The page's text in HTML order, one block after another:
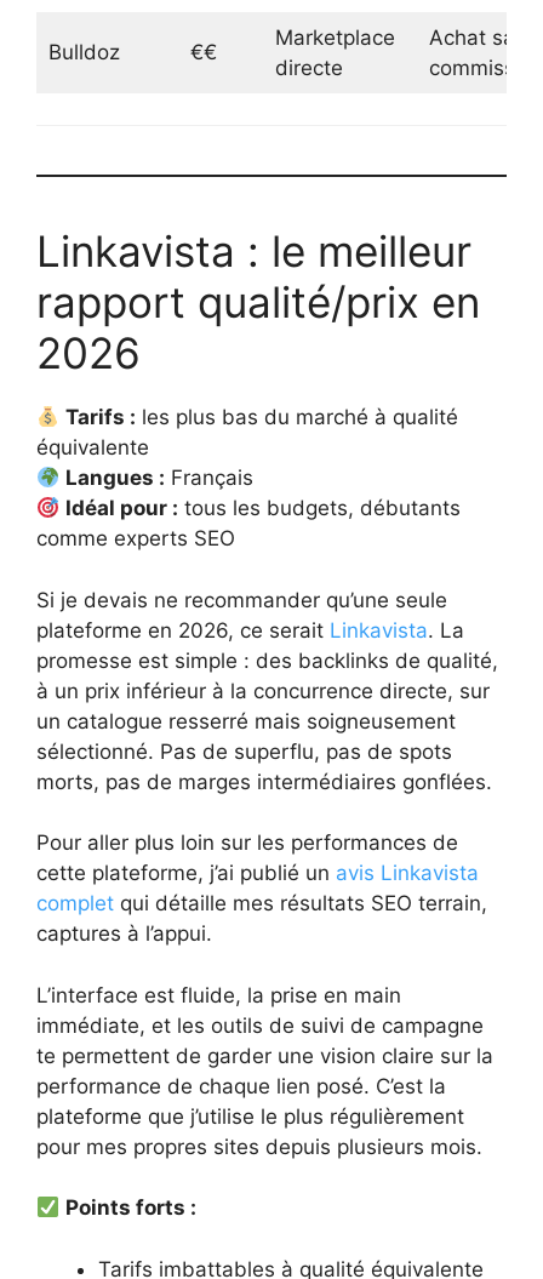
Bulldoz €€
Marketplace
directe
Achat sans
commission
Linkavista : le meilleur
rapport qualité/prix en
2026
Tarifs : les plus bas du marché à qualité
équivalente
Langues : Français
Idéal pour : tous les budgets, débutants
comme experts SEO
Si je devais ne recommander qu’une seule
plateforme en 2026, ce serait Linkavista. La
promesse est simple : des backlinks de qualité,
à un prix inférieur à la concurrence directe, sur
un catalogue resserré mais soigneusement
sélectionné. Pas de superflu, pas de spots
morts, pas de marges intermédiaires gonflées.
Pour aller plus loin sur les performances de
cette plateforme, j’ai publié un avis Linkavista
complet qui détaille mes résultats SEO terrain,
captures à l’appui.
L’interface est fluide, la prise en main
immédiate, et les outils de suivi de campagne
te permettent de garder une vision claire sur la
performance de chaque lien posé. C’est la
plateforme que j’utilise le plus régulièrement
pour mes propres sites depuis plusieurs mois.
Points forts :
Tarifs imbattables à qualité équivalente